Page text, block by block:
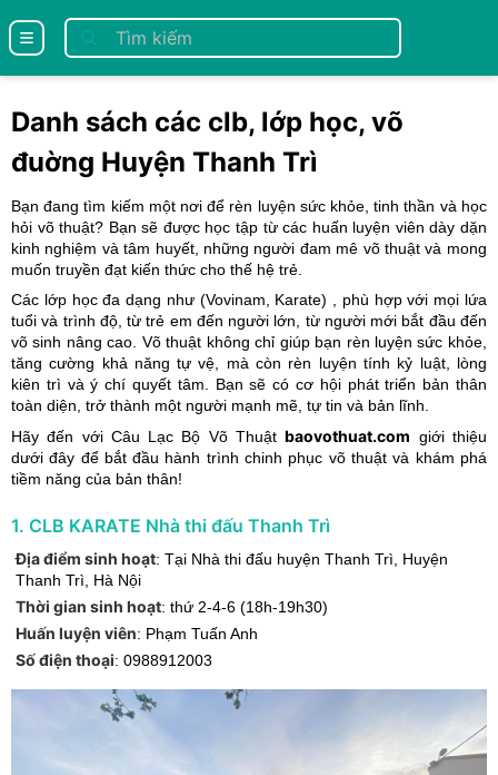
menu
Danh sách các clb, lớp học, võ
đuờng Huyện Thanh Trì
Bạn đang tìm kiếm một nơi để rèn luyện sức khỏe, tinh thần và học
hỏi võ thuật? Bạn sẽ được học tập từ các huấn luyện viên dày dặn
kinh nghiệm và tâm huyết, những người đam mê võ thuật và mong
muốn truyền đạt kiến thức cho thế hệ trẻ.
Các lớp học đa dạng như (Vovinam , Karate) , phù hợp với mọi lứa
tuổi và trình độ, từ trẻ em đến người lớn, từ người mới bắt đầu đến
võ sinh nâng cao. Võ thuật không chỉ giúp bạn rèn luyện sức khỏe,
tăng cường khả năng tự vệ, mà còn rèn luyện tính kỷ luật, lòng
kiên trì và ý chí quyết tâm. Bạn sẽ có cơ hội phát triển bản thân
toàn diện, trở thành một người mạnh mẽ, tự tin và bản lĩnh.
Hãy đến với Câu Lạc Bộ Võ Thuậtbaovothuat.com giới thiệu
dưới đây để bắt đầu hành trình chinh phục võ thuật và khám phá
tiềm năng của bản thân!
1. CLB KARATE Nhà thi đấu Thanh Trì
Địa điểm sinh hoạt: Tại Nhà thi đấu huyện Thanh Trì
Huyện
Thanh Trì
Hà Nội
Thời gian sinh hoạt: thứ 2-4-6 (18h-19h30)
Huấn luyện viên: Phạm Tuấn Anh
Số điện thoại: 0988912003